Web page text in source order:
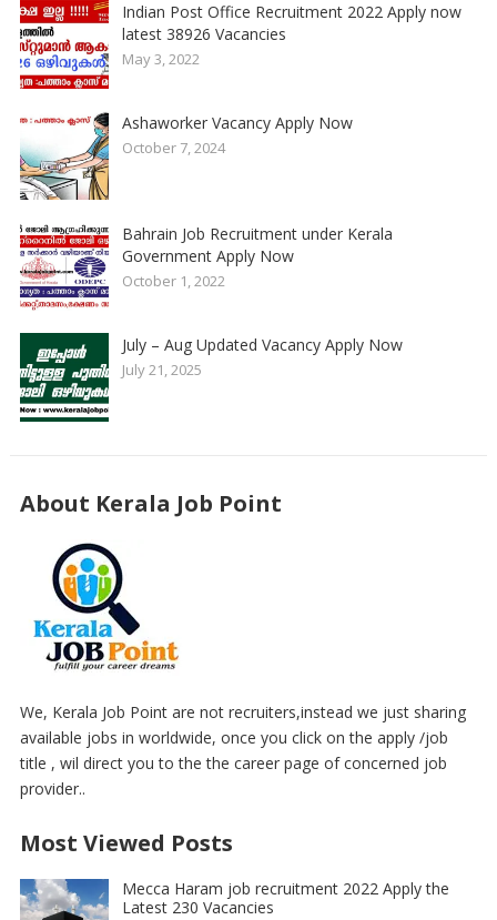
Indian Post Office Recruitment 2022 Apply now
latest 38926 Vacancies
May 3, 2022
Ashaworker Vacancy Apply Now
October 7, 2024
Bahrain Job Recruitment under Kerala
Government Apply Now
October 1, 2022
July – Aug Updated Vacancy Apply Now
July 21, 2025
About Kerala Job Point
We, Kerala Job Point are not recruiters,instead we just sharing
available jobs in worldwide, once you click on the apply /job
title , wil direct you to the the career page of concerned job
provider..
Most Viewed Posts
Mecca Haram job recruitment 2022 Apply the
Latest 230 Vacancies